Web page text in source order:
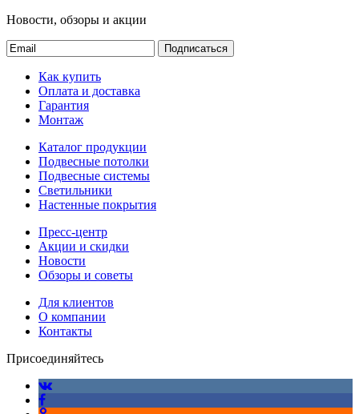
Новости, обзоры и акции
Подписаться
Как купить
Оплата и доставка
Гарантия
Монтаж
Каталог продукции
Подвесные потолки
Подвесные системы
Светильники
Настенные покрытия
Пресс-центр
Акции и скидки
Новости
Обзоры и советы
Для клиентов
О компании
Контакты
Присоединяйтесь